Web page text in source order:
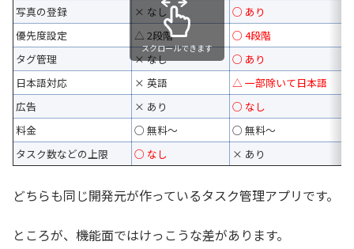
写真の登録
× なし
○ あり
優先度設定
△ 2段階
○ 4段階
タグ管理
× なし
○ あり
日本語対応
× 英語
△ 一部除いて日本語
広告
× あり
○ なし
料金
○ 無料～
○ 無料～
タスク数などの上限
○ なし × あり
スクロールできます
どちらも同じ開発元が作っているタスク管理アプリです。
ところが、機能面ではけっこうな差があります。